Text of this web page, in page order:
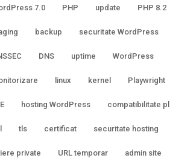
7.0 PHP update PHP 8.2
backup securitate WordPress
DNS uptime WordPress
linux kernel Playwright
hosting WordPress compatibilitate
tls certificat securitate hosting
private URL temporar admin site